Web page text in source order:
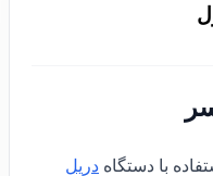
با دستگاه دریل